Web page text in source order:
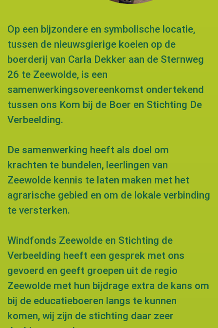
Op een bijzondere en symbolische locatie,
tussen de nieuwsgierige koeien op de
boerderij van Carla Dekker aan de Sternweg
26 te Zeewolde, is een
samenwerkingsovereenkomst ondertekend
tussen ons Kom bij de Boer en Stichting De
Verbeelding.
De samenwerking heeft als doel om
krachten te bundelen, leerlingen van
Zeewolde kennis te laten maken met het
agrarische gebied en om de lokale verbinding
te versterken.
Windfonds Zeewolde en Stichting de
Verbeelding heeft een gesprek met ons
gevoerd en geeft groepen uit de regio
Zeewolde met hun bijdrage extra de kans om
bij de educatieboeren langs te kunnen
komen, wij zijn de stichting daar zeer